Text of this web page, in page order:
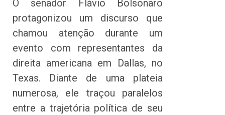
O senador Flávio Bolsonaro
protagonizou um discurso que
chamou atenção durante um
evento com representantes da
direita americana em Dallas, no
Texas. Diante de uma plateia
numerosa, ele traçou paralelos
entre a trajetória política de seu